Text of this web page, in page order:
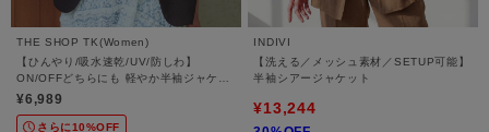
THE SHOP TK(Women)
【ひんやり/吸水速乾/UV/防しわ】
ON/OFFどちらにも 軽やか半袖ジャケッ
ト
¥6,989
さらに10%OFF
INDIVI
【洗える／メッシュ素材／SETUP可能】
半袖シアージャケット
¥13,244